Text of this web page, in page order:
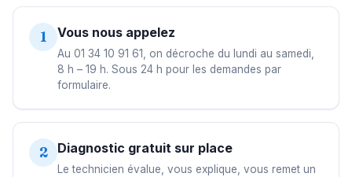
1 Vous nous appelez
Au 01 34 10 91 61, on décroche du lundi au samedi,
8 h – 19 h. Sous 24 h pour les demandes par
formulaire.
2 Diagnostic gratuit sur place
Le technicien évalue, vous explique, vous remet un